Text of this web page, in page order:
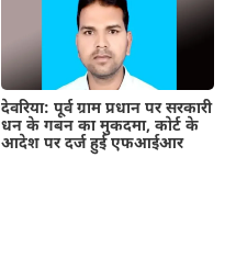
देवरिया: पूर्व ग्राम प्रधान पर सरकारी
धन के गबन का मुकदमा, कोर्ट के
आदेश पर दर्ज हुई एफआईआर